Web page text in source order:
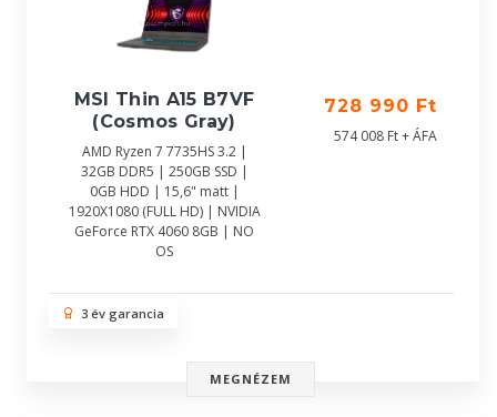
MSI Thin A15 B7VF
(Cosmos Gray)
AMD Ryzen 7 7735HS 3.2 |
32GB DDR5 | 250GB SSD |
0GB HDD | 15,6" matt |
1920X1080 (FULL HD) | NVIDIA
GeForce RTX 4060 8GB | NO
OS
728 990 Ft
574 008 Ft + ÁFA
3 év garancia
MEGNÉZEM